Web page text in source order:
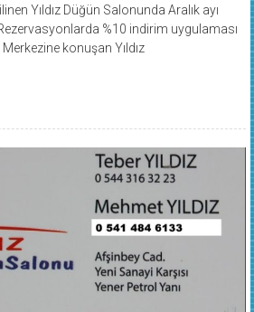
Yıldız Düğün Salonunda Aralık ayı
%10 indirim uygulaması
konuşan Yıldız